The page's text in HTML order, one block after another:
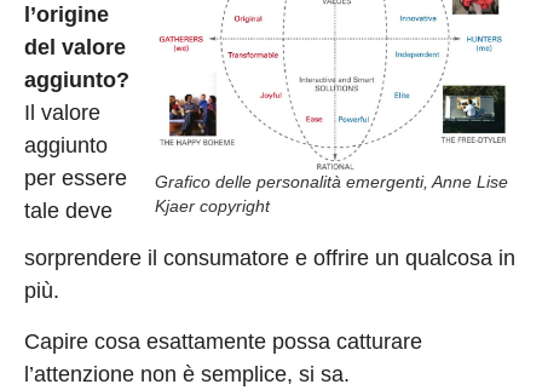
Grafico delle personalità emergenti, Anne Lise
Kjaer copyright
l’origine
del valore
aggiunto?
Il valore
aggiunto
per essere
tale deve
sorprendere il consumatore e offrire un qualcosa in
più.
Capire cosa esattamente possa catturare
l’attenzione non è semplice, si sa.